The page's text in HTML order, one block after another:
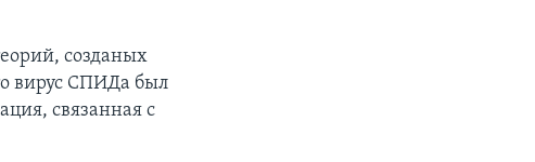
созданых
вирус СПИДа был
связанная с